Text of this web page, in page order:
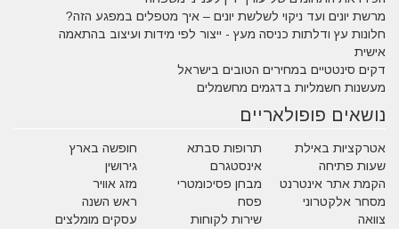
מרשת יונים ועד ניקוי לשלשת יונים – איך מטפלים במפגע הזה?
חלונות עץ ודלתות כניסה מעץ - ייצור לפי מידות ועיצוב בהתאמה
אישית
דקים סינטטיים במחירים הטובים בישראל
מעשנות חשמליות בדגמים מחשמלים
נושאים פופולאריים
אטרקציות באילת תרופות סבתא
חופשה בארץ
שעות פתיחה
אינסטגרם
גירושין
הקמת אתר אינטרנט
מבחן פסיכומטרי
מזג אוויר
מסחר אלקטרוני
פסח
ראש השנה
צוואה
שירות לקוחות
עסקים מומלצים